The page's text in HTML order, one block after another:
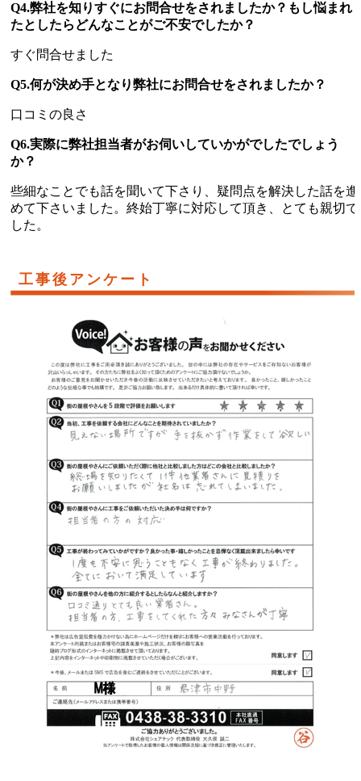
Q4.弊社を知りすぐにお問合せをされましたか？もし悩まれ
たとしたらどんなことがご不安でしたか？
すぐ問合せました
Q5.何が決め手となり弊社にお問合せをされましたか？
口コミの良さ
Q6.実際に弊社担当者がお伺いしていかがでしたでしょう
か？
些細なことでも話を聞いて下さり、疑問点を解決した話を進
めて下さいました。終始丁寧に対応して頂き、とても親切で
した。
工事後アンケート